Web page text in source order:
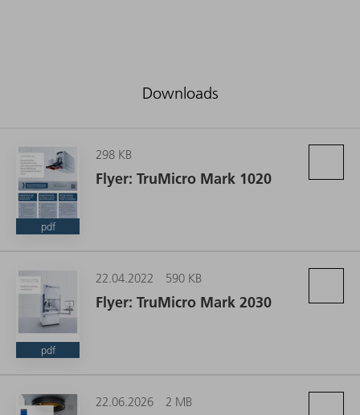
Downloads
pdf
298 KB
Flyer: TruMicro Mark 1020
pdf
22.04.2022 590 KB
Flyer: TruMicro Mark 2030
22.06.2026 2 MB